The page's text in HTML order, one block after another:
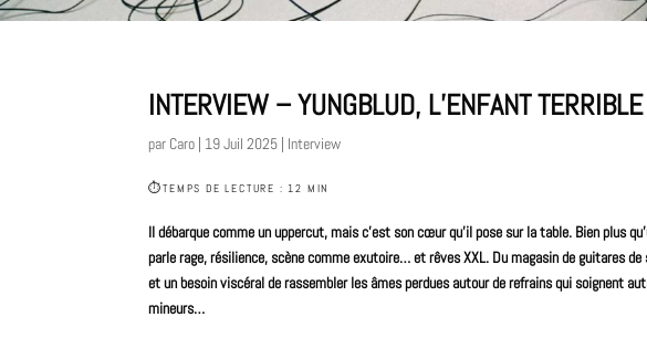
INTERVIEW – YUNGBLUD, L’ENFANT
par Caro 19 Juil 2025 Interview
⏱TEMPS DE LECTURE : 12 MIN
Il débarque comme un uppercut, mais c’est son cœur qu’il pose sur la table. Bien plus
parle rage, résilience, scène comme exutoire… et rêves XXL. Du magasin de guitares
et un besoin viscéral de rassembler les âmes perdues autour de refrains qui soignent
mineurs…